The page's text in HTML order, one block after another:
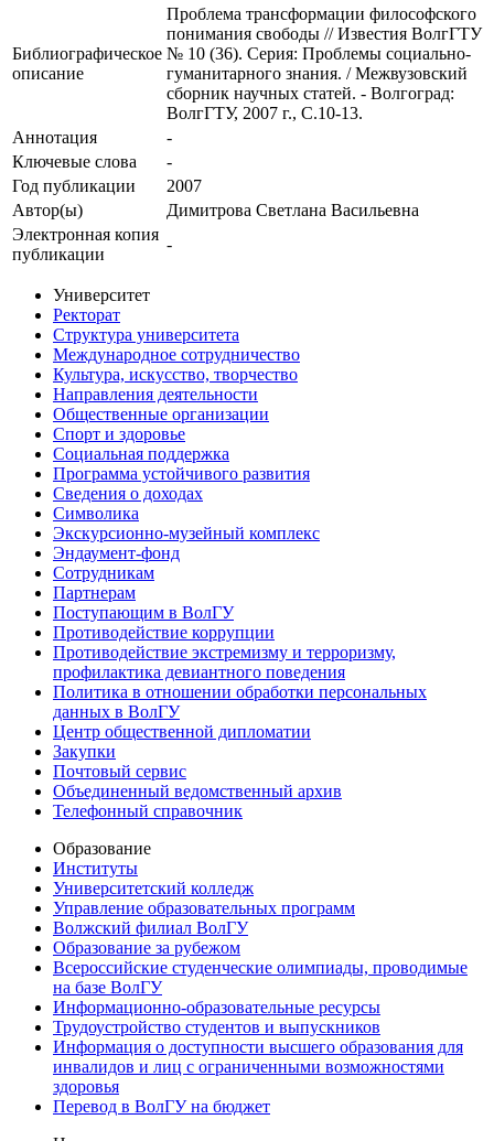
Библиографическое
описание
Проблема трансформации философского
понимания свободы // Известия ВолгГТУ
№ 10 (36). Серия: Проблемы социально-
гуманитарного знания. / Межвузовский
сборник научных статей. - Волгоград:
ВолгГТУ, 2007 г., С.10-13.
Аннотация
-
Ключевые cлова
-
Год публикации
2007
Автор(ы)
Димитрова Светлана Васильевна
Электронная копия
публикации
-
Университет
Ректорат
Структура университета
Международное сотрудничество
Культура, искусство, творчество
Направления деятельности
Общественные организации
Спорт и здоровье
Социальная поддержка
Программа устойчивого развития
Сведения о доходах
Символика
Экскурсионно-музейный комплекс
Эндаумент-фонд
Сотрудникам
Партнерам
Поступающим в ВолГУ
Противодействие коррупции
Противодействие экстремизму и терроризму,
профилактика девиантного поведения
Политика в отношении обработки персональных
данных в ВолГУ
Центр общественной дипломатии
Закупки
Почтовый сервис
Объединенный ведомственный архив
Телефонный справочник
Образование
Институты
Университетский колледж
Управление образовательных программ
Волжский филиал ВолГУ
Образование за рубежом
Всероссийские студенческие олимпиады, проводимые
на базе ВолГУ
Информационно-образовательные ресурсы
Трудоустройство студентов и выпускников
Информация о доступности высшего образования для
инвалидов и лиц с ограниченными возможностями
здоровья
Перевод в ВолГУ на бюджет